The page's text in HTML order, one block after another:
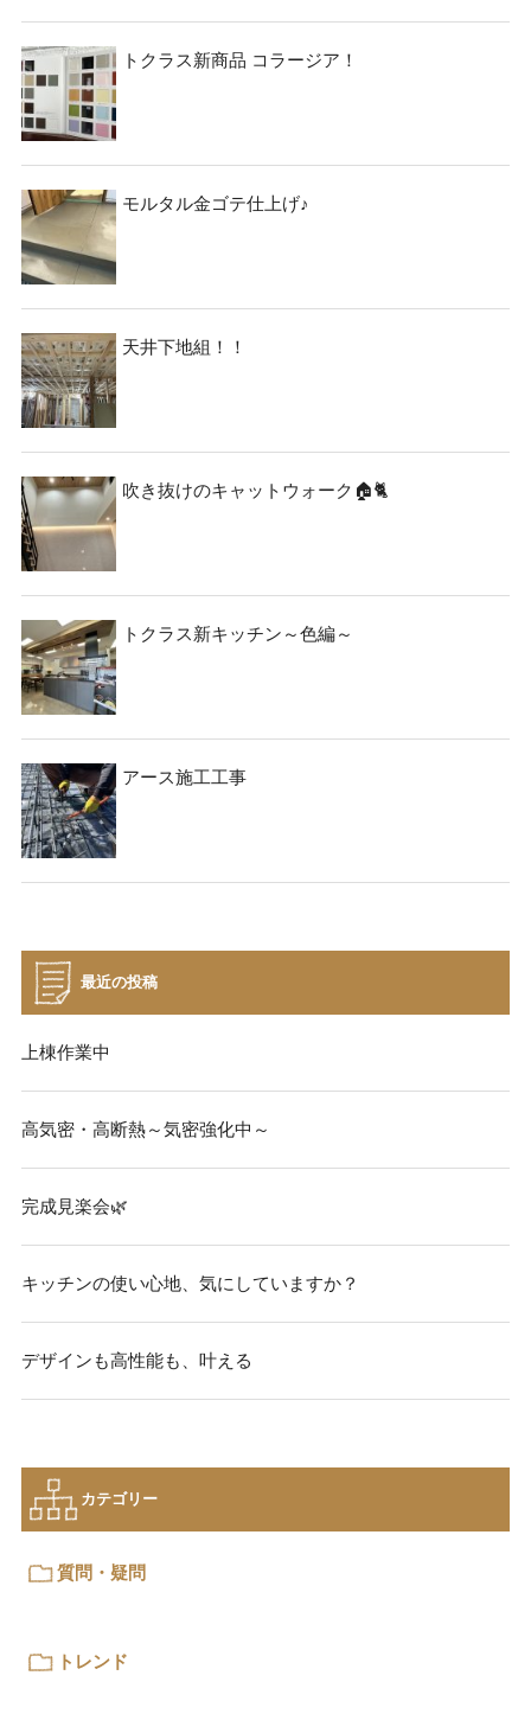
トクラス新商品 コラージア！
モルタル金ゴテ仕上げ♪
天井下地組！！
吹き抜けのキャットウォーク🏠🐈
トクラス新キッチン～色編～
アース施工工事
最近の投稿
上棟作業中
高気密・高断熱～気密強化中～
完成見楽会🌿
キッチンの使い心地、気にしていますか？
デザインも高性能も、叶える
カテゴリー
質問・疑問
トレンド